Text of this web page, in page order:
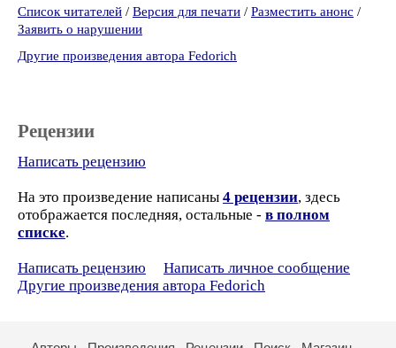
Список читателей / Версия для печати / Разместить анонс /
Заявить о нарушении
Другие произведения автора Fedorich
Рецензии
Написать рецензию
На это произведение написаны 4 рецензии, здесь
отображается последняя, остальные - в полном
списке.
Написать рецензию
Написать личное сообщение
Другие произведения автора Fedorich